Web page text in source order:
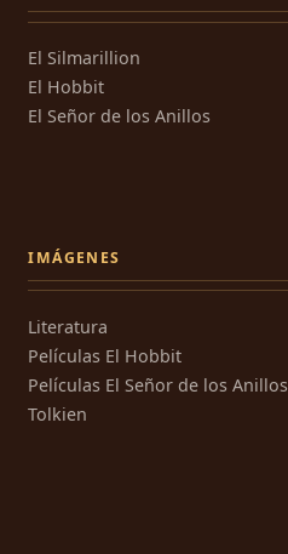
El Silmarillion
El Hobbit
El Señor de los Anillos
IMÁGENES
Literatura
Películas El Hobbit
Películas El Señor de los Anillos
Tolkien